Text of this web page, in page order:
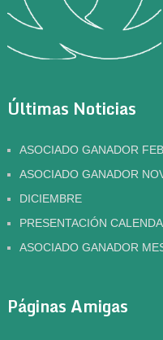
Últimas Noticias
ASOCIADO GANADOR
ASOCIADO GANADOR
DICIEMBRE
PRESENTACIÓN
ASOCIADO GANADOR
Páginas Amigas